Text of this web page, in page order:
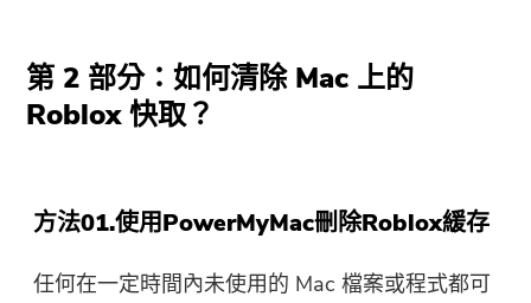
第 2 部分：如何清除 Mac 上的
Roblox 快取？
方法01.使用PowerMyMac刪除Roblox緩存
任何在一定時間內未使用的 Mac 檔案或程式都可